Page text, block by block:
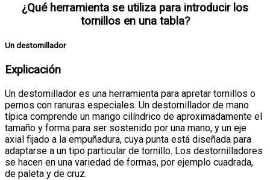
¿Qué herramienta se utiliza para introducir los
tornillos en una tabla?
Un destornillador
Explicación
Un destornillador es una herramienta para apretar tornillos o
pernos con ranuras especiales. Un destornillador de mano
típica comprende un mango cilíndrico de aproximadamente el
tamaño y forma para ser sostenido por una mano, y un eje
axial fijado a la empuñadura, cuya punta está diseñada para
adaptarse a un tipo particular de tornillo. Los destornilladores
se hacen en una variedad de formas, por ejemplo cuadrada,
de paleta y de cruz.